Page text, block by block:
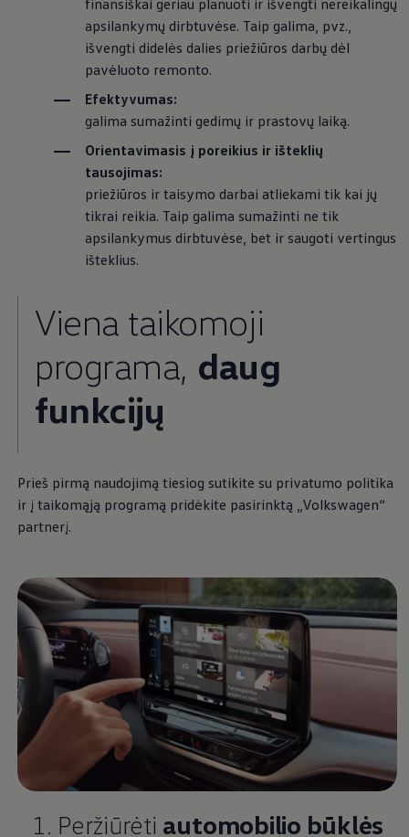
apsilankymų dirbtuvėse. Taip galima, pvz.,
išvengti didelės dalies priežiūros darbų dėl
pavėluoto remonto.
Efektyvumas:
galima sumažinti gedimų ir prastovų laiką.
Orientavimasis į poreikius ir išteklių
tausojimas:
priežiūros ir taisymo darbai atliekami tik kai jų
tikrai reikia. Taip galima sumažinti ne tik
apsilankymus dirbtuvėse, bet ir saugoti vertingus
išteklius.
Viena taikomoji
programa, daug
funkcijų
Prieš pirmą naudojimą tiesiog sutikite su privatumo politika
ir į taikomąją programą pridėkite pasirinktą Volkswagen“
partnerį.
1. Peržiūrėti automobilio būklės